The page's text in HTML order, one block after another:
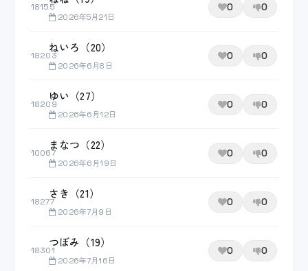
18155
2026年5月21日
0 0
18203
ねいろ（20）
2026年6月8日
0 0
18209
ゆい（27）
2026年6月12日
0 0
10067
まなつ（22）
2026年6月19日
0 0
18277
さき（21）
2026年7月9日
0 0
18301
つぼみ（19）
2026年7月16日
0 0